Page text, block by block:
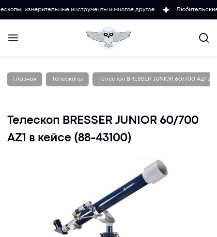
инструменты и многое другое. Любительские и
Главная Телескопы Телескоп BRESSER JUNIOR 60/700 AZ1 в
Телескоп BRESSER JUNIOR 60/700
AZ1 в кейсе (88-43100)